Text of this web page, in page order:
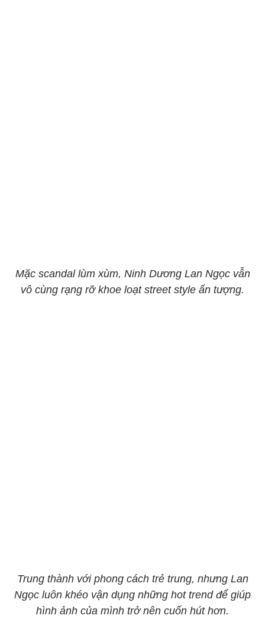
Mặc scandal lùm xùm, Ninh Dương Lan Ngọc vẫn
vô cùng rạng rỡ khoe loạt street style ấn tượng.
Trung thành với phong cách trẻ trung, nhưng Lan
Ngọc luôn khéo vận dụng những hot trend để giúp
hình ảnh của mình trở nên cuốn hút hơn.